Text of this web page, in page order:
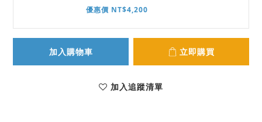
優惠價 NT$4,200
加入購物車 立即購買
加入追蹤清單